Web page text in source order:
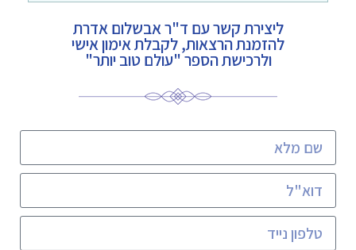
ליצירת קשר עם ד"ר אבשלום אדרת
להזמנת הרצאות, לקבלת אימון אישי
ולרכישת הספר "עולם טוב יותר"